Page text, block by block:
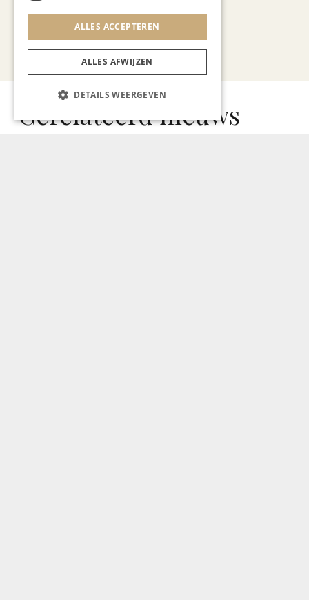
Bekijk alle artikelen
Gerelateerd nieuws
ALLES ACCEPTEREN
ALLES AFWIJZEN
DETAILS WEERGEVEN